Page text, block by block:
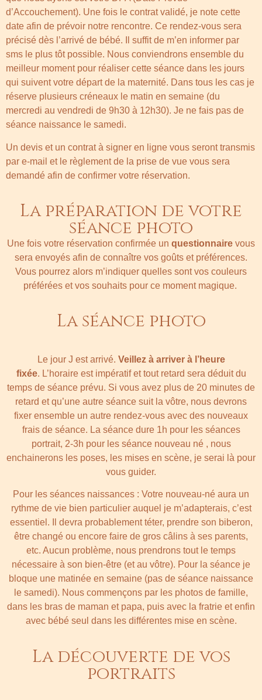
d’Accouchement). Une fois le contrat validé, je note cette
date afin de prévoir notre rencontre. Ce rendez-vous sera
précisé dès l’arrivé de bébé. Il suffit de m’en informer par
sms le plus tôt possible. Nous conviendrons ensemble du
meilleur moment pour réaliser cette séance dans les jours
qui suivent votre départ de la maternité. Dans tous les cas je
réserve plusieurs créneaux le matin en semaine (du
mercredi au vendredi de 9h30 à 12h30). Je ne fais pas de
séance naissance le samedi.
Un devis et un contrat à signer en ligne vous seront transmis
par e-mail et le règlement de la prise de vue vous sera
demandé afin de confirmer votre réservation.
La préparation de votre
séance photo
Une fois votre réservation confirmée un questionnaire vous
sera envoyés afin de connaître vos goûts et préférences.
Vous pourrez alors m’indiquer quelles sont vos couleurs
préférées et vos souhaits pour ce moment magique.
La séance photo
Le jour J est arrivé. Veillez à arriver à l’heure
fixée. L’horaire est impératif et tout retard sera déduit du
temps de séance prévu. Si vous avez plus de 20 minutes de
retard et qu’une autre séance suit la vôtre, nous devrons
fixer ensemble un autre rendez-vous avec des nouveaux
frais de séance. La séance dure 1h pour les séances
portrait, 2-3h pour les séance nouveau né , nous
enchainerons les poses, les mises en scène, je serai là pour
vous guider.
Pour les séances naissances : Votre nouveau-né aura un
rythme de vie bien particulier auquel je m’adapterais, c’est
essentiel. Il devra probablement téter, prendre son biberon,
être changé ou encore faire de gros câlins à ses parents,
etc. Aucun problème, nous prendrons tout le temps
nécessaire à son bien-être (et au vôtre). Pour la séance je
bloque une matinée en semaine (pas de séance naissance
le samedi). Nous commençons par les photos de famille,
dans les bras de maman et papa, puis avec la fratrie et enfin
avec bébé seul dans les différentes mise en scène.
La découverte de vos
portraits